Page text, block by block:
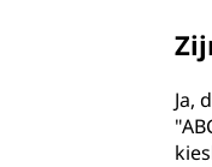
Ja,